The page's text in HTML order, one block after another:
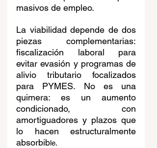
masivos de empleo.
La viabilidad depende de dos
piezas complementarias:
fiscalización laboral para
evitar evasión y programas de
alivio tributario focalizados
para PYMES. No es una
quimera: es un aumento
condicionado, con
amortiguadores y plazos que
lo hacen estructuralmente
absorbible.